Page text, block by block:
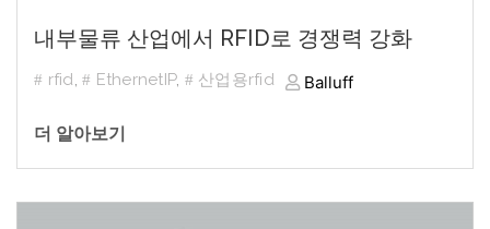
내부물류 산업에서 RFID로 경쟁력 강화
rfid, EthernetIP, 산업용rfid Balluff
더 알아보기